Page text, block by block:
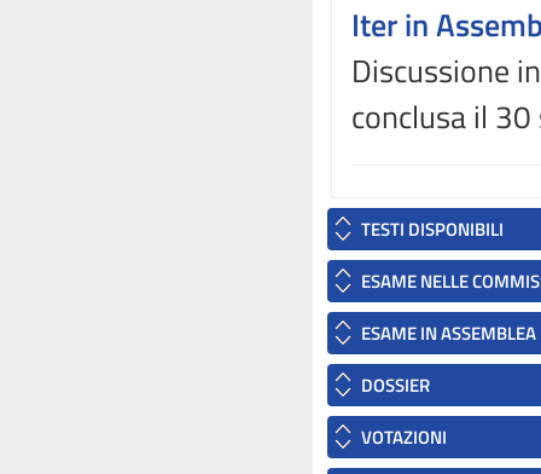
Iter in
Discussione
conclusa il
TESTI DISPONIBILI
ESAME NELLE
ESAME IN ASSEMBLEA
DOSSIER
VOTAZIONI